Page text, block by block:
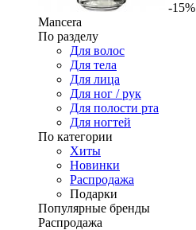
-15%
Mancera
По разделу
Для волос
Для тела
Для лица
Для ног / рук
Для полости рта
Для ногтей
По категории
Хиты
Новинки
Распродажа
Подарки
Популярные бренды
Распродажа